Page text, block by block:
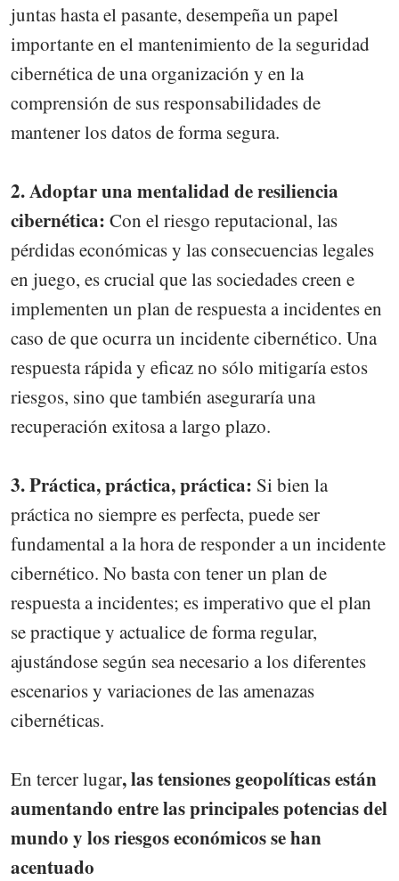
juntas hasta el pasante, desempeña un papel
importante en el mantenimiento de la seguridad
cibernética de una organización y en la
comprensión de sus responsabilidades de
mantener los datos de forma segura.
2. Adoptar una mentalidad de resiliencia
cibernética: Con el riesgo reputacional, las
pérdidas económicas y las consecuencias legales
en juego, es crucial que las sociedades creen e
implementen un plan de respuesta a incidentes en
caso de que ocurra un incidente cibernético. Una
respuesta rápida y eficaz no sólo mitigaría estos
riesgos, sino que también aseguraría una
recuperación exitosa a largo plazo.
3. Práctica, práctica, práctica: Si bien la
práctica no siempre es perfecta, puede ser
fundamental a la hora de responder a un incidente
cibernético. No basta con tener un plan de
respuesta a incidentes; es imperativo que el plan
se practique y actualice de forma regular,
ajustándose según sea necesario a los diferentes
escenarios y variaciones de las amenazas
cibernéticas.
En tercer lugar, las tensiones geopolíticas están
aumentando entre las principales potencias del
mundo y los riesgos económicos se han
acentuado